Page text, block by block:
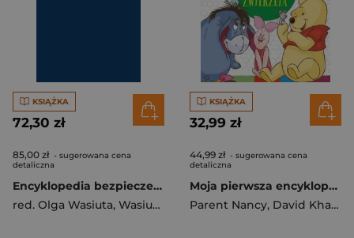
KSIĄŻKA
72,30 zł
85,00 zł - sugerowana cena
detaliczna
Encyklopedia bezpieczeństwa T.8
red. Olga Wasiuta, Wasiuta Sergiusz
KSIĄŻKA
32,99 zł
44,99 zł - sugerowana cena
detaliczna
Moja pierwsza encyklopedia. Zwierzęta. Disney
Parent Nancy, David Khayat